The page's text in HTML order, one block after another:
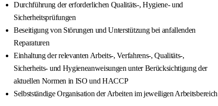
Durchführung der erforderlichen Qualitäts-, Hygiene- und
Sicherheitsprüfungen
Beseitigung von Störungen und Unterstützung bei anfallenden
Reparaturen
Einhaltung der relevanten Arbeits-, Verfahrens-, Qualitäts-,
Sicherheits- und Hygieneanweisungen unter Berücksichtigung der
aktuellen Normen in ISO und HACCP
Selbstständige Organisation der Arbeiten im jeweiligen Arbeitsbereich